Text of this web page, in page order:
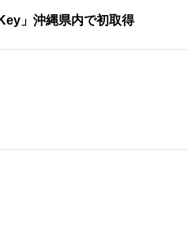
」沖縄県内で初取得